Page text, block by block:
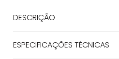
DESCRIÇÃO
ESPECIFICAÇÕES TÉCNICAS